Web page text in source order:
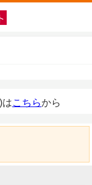
はこちらから